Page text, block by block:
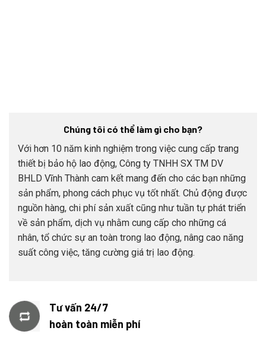
Chúng tôi có thể làm gì cho bạn?
Với hơn 10 năm kinh nghiệm trong việc cung cấp trang
thiết bị bảo hộ lao động, Công ty TNHH SX TM DV
BHLD Vĩnh Thành cam kết mang đến cho các bạn những
sản phẩm, phong cách phục vụ tốt nhất. Chủ động được
nguồn hàng, chi phí sản xuất cũng như tuần tự phát triển
về sản phẩm, dịch vụ nhằm cung cấp cho những cá
nhân, tổ chức sự an toàn trong lao động, nâng cao năng
suất công việc, tăng cường giá trị lao động.
Tư vấn 24/7
hoàn toàn miễn phí